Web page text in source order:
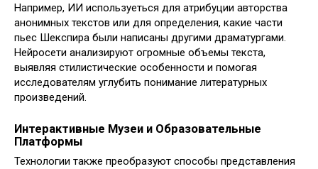
Например, ИИ используеться для атрибуции авторства
анонимных текстов или для определения, какие части
пьес Шекспира были написаны другими драматургами.
Нейросети анализируют огромные объемы текста,
выявляя стилистические особенности и помогая
исследователям углубить понимание литературных
произведений.
Интерактивные Музеи и Образовательные
Платформы
Технологии также преобразуют способы представления